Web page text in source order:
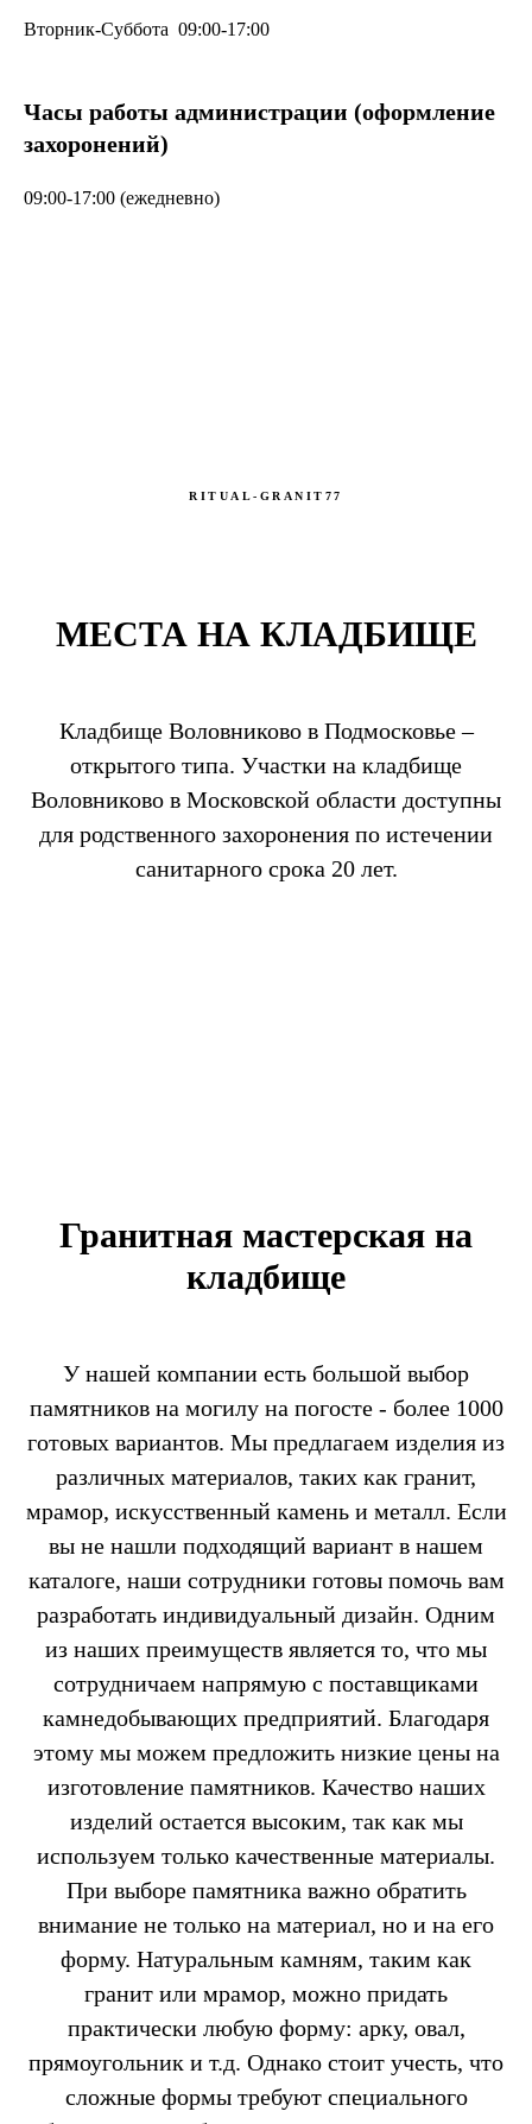
Вторник-Суббота 09:00-17:00
Часы работы администрации (оформление
захоронений)
09:00-17:00 (ежедневно)
RITUAL-GRANIT77
МЕСТА НА КЛАДБИЩЕ
Кладбище Воловниково в Подмосковье –
открытого типа. Участки на кладбище
Воловниково в Московской области доступны
для родственного захоронения по истечении
санитарного срока 20 лет.
Гранитная мастерская на
кладбище
У нашей компании есть большой выбор
памятников на могилу на погосте - более 1000
готовых вариантов. Мы предлагаем изделия из
различных материалов, таких как гранит,
мрамор, искусственный камень и металл. Если
вы не нашли подходящий вариант в нашем
каталоге, наши сотрудники готовы помочь вам
разработать индивидуальный дизайн. Одним
из наших преимуществ является то, что мы
сотрудничаем напрямую с поставщиками
камнедобывающих предприятий. Благодаря
этому мы можем предложить низкие цены на
изготовление памятников. Качество наших
изделий остается высоким, так как мы
используем только качественные материалы.
При выборе памятника важно обратить
внимание не только на материал, но и на его
форму. Натуральным камням, таким как
гранит или мрамор, можно придать
практически любую форму: арку, овал,
прямоугольник и т.д. Однако стоит учесть, что
сложные формы требуют специального